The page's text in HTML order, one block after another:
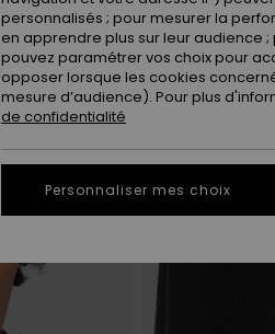
personnalisés ; pour mesurer la
en apprendre plus sur leur audience
pouvez paramétrer vos choix pour
opposer lorsque les cookies
mesure d’audience). Pour plus
de confidentialité
Personnaliser mes choix